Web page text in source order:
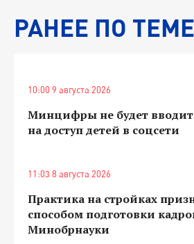
РАНЕЕ ПО
10:00 9 августа 2026
Минцифры не будет
на доступ детей в соцсети
11:03 8 августа 2026
Практика на стройках
способом подготовки
Минобрнауки